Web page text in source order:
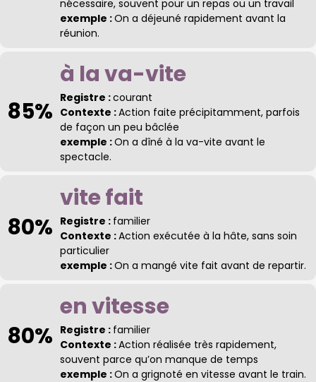
nécessaire, souvent pour un repas ou un travail
exemple :On a déjeuné rapidement avant la
réunion.
85%
à la va-vite
Registre :courant
Contexte :Action faite précipitamment, parfois
de façon un peu bâclée
exemple :On a dîné à la va-vite avant le
spectacle.
80%
vite fait
Registre : familier
Contexte :Action exécutée à la hâte, sans soin
particulier
exemple :On a mangé vite fait avant de repartir.
80%
en vitesse
Registre : familier
Contexte :Action réalisée très rapidement,
souvent parce qu’on manque de temps
exemple :On a grignoté en vitesse avant le train.